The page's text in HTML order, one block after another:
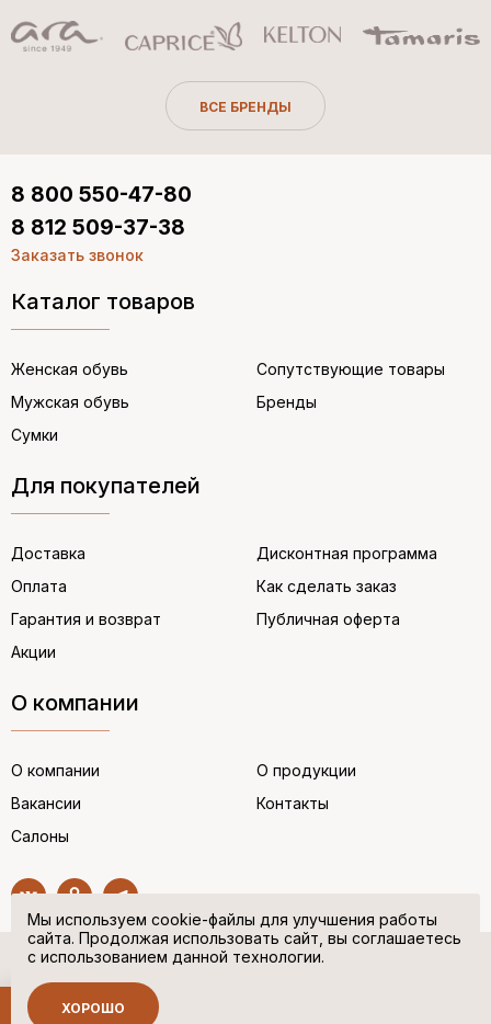
ВСЕ БРЕНДЫ
Каталог товаров
Женская обувь
Мужская обувь
Сумки
Сопутствующие товары
Бренды
Для покупателей
Доставка
Оплата
Гарантия и возврат
Акции
Дисконтная программа
Как сделать заказ
Публичная оферта
О компании
О компании
Вакансии
Салоны
О продукции
Контакты
8 800 550-47-80
8 812 509-37-38
Заказать звонок
© “НЕМЕЦКАЯ ОБУВЬ” 2017. Все права защищены.
Политика в отношении персональных данных
Мы используем cookie-файлы для улучшения работы
сайта. Продолжая использовать сайт, вы соглашаетесь
с использованием данной технологии.
ХОРОШО